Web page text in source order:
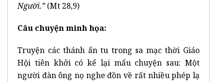
Người.”(Mt 28,9)
Câu chuyện minh họa:
Truyện các thánh ẩn tu trong sa mạc thời Giáo
Hội tiên khởi có kể lại mẩu chuyện sau: Một
người đàn ông nọ nghe đồn về rất nhiều phép lạ